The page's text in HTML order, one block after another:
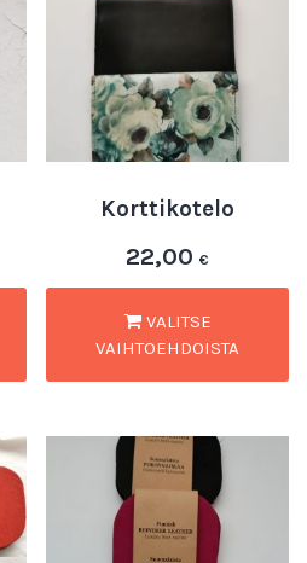
Korttikotelo
22,00€
VALITSE
VAIHTOEHDOISTA